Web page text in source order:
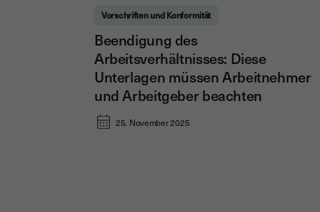
Vorschriften und Konformität
Beendigung des
Arbeitsverhältnisses: Diese
Unterlagen müssen Arbeitnehmer
und Arbeitgeber beachten
25. November 2025